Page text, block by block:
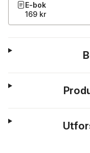
E-bok
169 kr